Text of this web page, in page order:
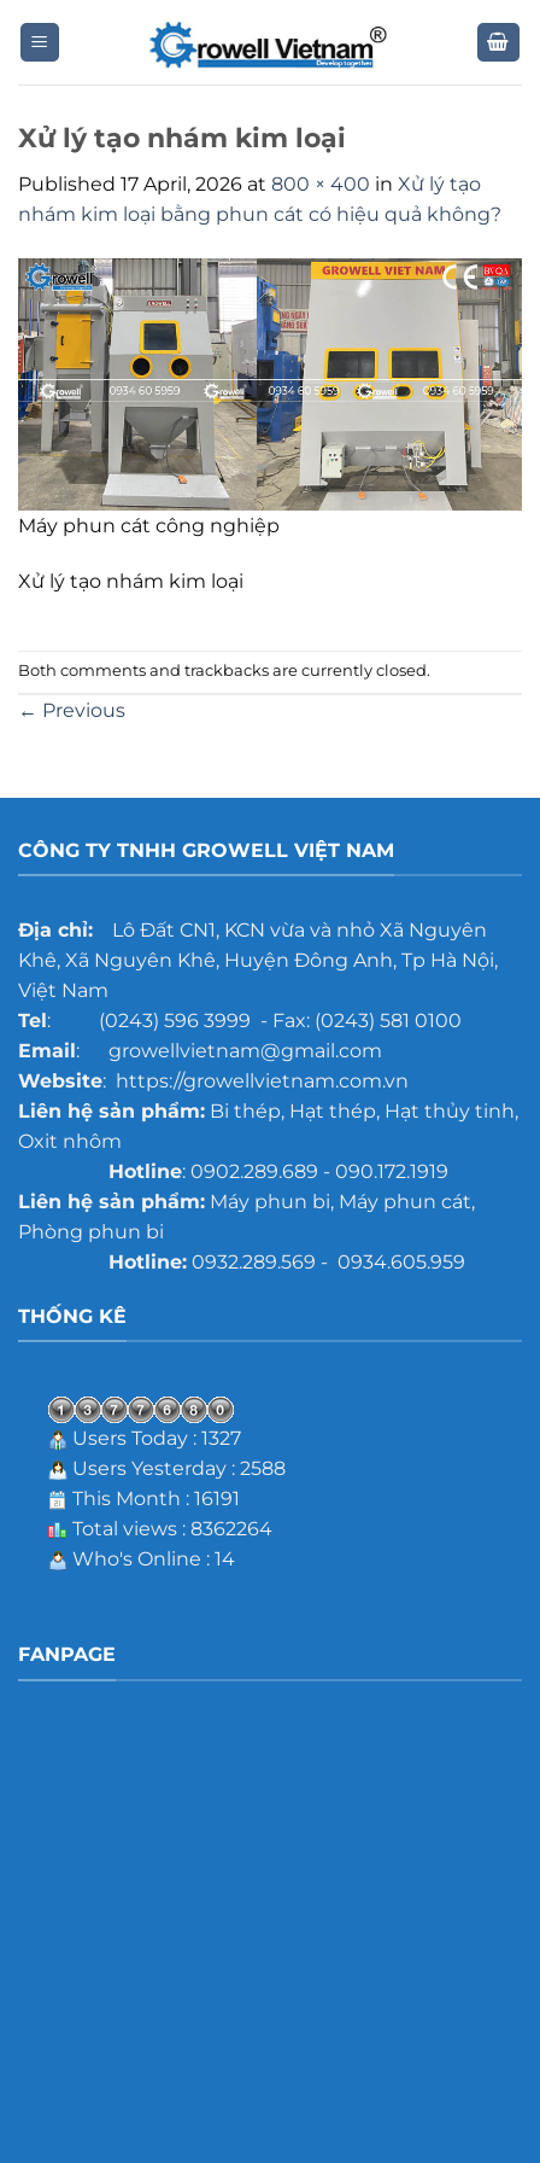
Xử lý tạo nhám kim loại
Published 17 April, 2026 at 800 × 400 in Xử lý tạo
nhám kim loại bằng phun cát có hiệu quả không?
Máy phun cát công nghiệp
Xử lý tạo nhám kim loại
Both comments and trackbacks are currently closed.
← Previous
CÔNG TY TNHH GROWELL VIỆT NAM
Địa chỉ:Lô Đất CN1, KCN vừa và nhỏ Xã Nguyên
Khê, Xã Nguyên Khê, Huyện Đông Anh, Tp Hà Nội,
Việt Nam
Tel: (0243) 596 3999 - Fax: (0243) 581 0100
Email: growellvietnam@gmail.com
Website: https://growellvietnam.com.vn
Liên hệ sản phẩm:Bi thép, Hạt thép, Hạt thủy tinh,
Oxit nhôm
Hotline: 0902.289.689 - 090.172.1919
Liên hệ sản phẩm:Máy phun bi, Máy phun cát,
Phòng phun bi
Hotline:0932.289.569 - 0934.605.959
THỐNG KÊ
Users Today : 1327
Users Yesterday : 2588
This Month : 16191
Total views : 8362264
Who's Online : 14
FANPAGE